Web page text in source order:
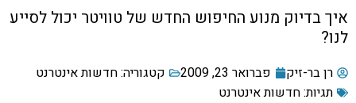
איך בדיוק מנוע החיפוש החדש של טוויטר יכול לסייע
לנו?
רן בר-זיק פברואר 23, 2009 קטגוריה:חדשות אינטרנט
תגיות:חדשות אינטרנט